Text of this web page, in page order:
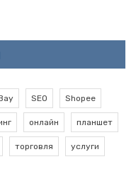
SEO Shopee
онлайн планшет
торговля услуги